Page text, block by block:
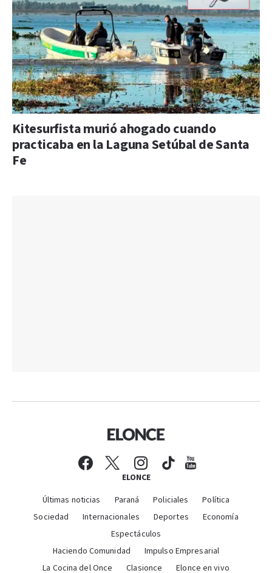
Kitesurfista murió ahogado cuando
practicaba en la Laguna Setúbal de Santa
Fe
ELONCE
Últimas noticias Paraná Policiales
Política
Sociedad
Internacionales Deportes
Economía
Espectáculos
Haciendo Comunidad
Impulso Empresarial
La Cocina del Once
Clasionce Elonce en vivo